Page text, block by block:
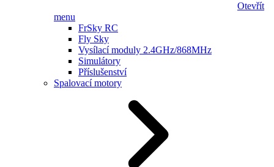
Otevřít
menu
FrSky RC
Fly Sky
Vysílací moduly 2.4GHz/868MHz
Simulátory
Příslušenství
Spalovací motory